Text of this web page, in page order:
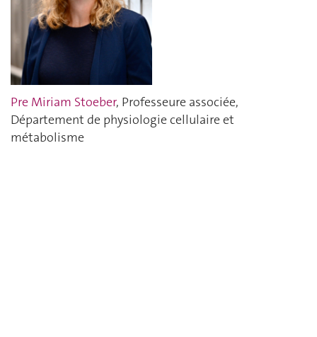
Pre Miriam Stoeber, Professeure associée,
Département de physiologie cellulaire et
métabolisme